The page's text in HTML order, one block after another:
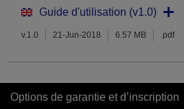
Guide d'utilisation (v1.0)
v.1.0 21-Jun-2018 6.57 MB .pdf
Options de garantie et d’inscription